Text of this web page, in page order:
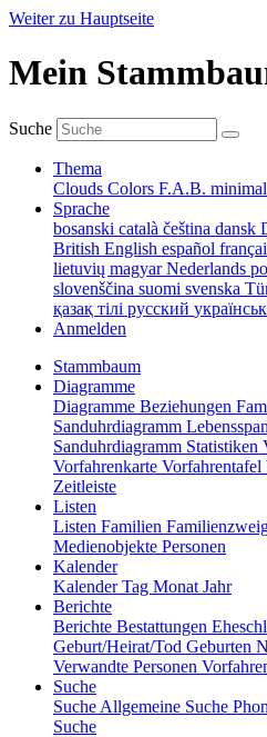
Weiter zu Hauptseite
Mein
Suche
Thema
Clouds Colors F.A.B. minimal
Sprache
bosanski català čeština dansk
British English español
lietuvių magyarNederlands
slovenščina suomi svenska
қазақ тілі русский
Anmelden
Stammbaum
Diagramme
Diagramme Beziehungen
Sanduhrdiagramm
Sanduhrdiagramm Statistiken
Vorfahrenkarte Vorfahrentafel
Zeitleiste
Listen
Listen Familien
Medienobjekte Personen
Kalender
KalenderTag Monat Jahr
Berichte
Berichte Bestattungen
Geburt/Heirat/Tod Geburten
Verwandte Personen
Suche
Suche Allgemeine Suche
Suche